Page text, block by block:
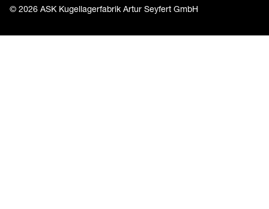
© 2026 ASK Kugellagerfabrik Artur Seyfert GmbH